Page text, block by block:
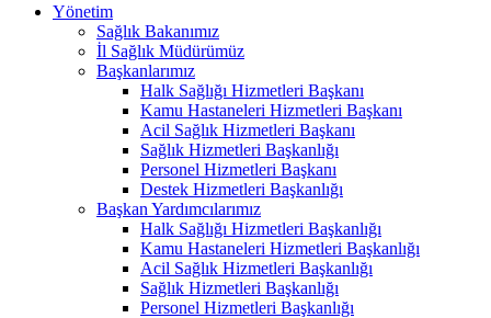
Yönetim
Sağlık Bakanımız
İl Sağlık Müdürümüz
Başkanlarımız
Halk Sağlığı Hizmetleri Başkanı
Kamu Hastaneleri Hizmetleri Başkanı
Acil Sağlık Hizmetleri Başkanı
Sağlık Hizmetleri Başkanlığı
Personel Hizmetleri Başkanı
Destek Hizmetleri Başkanlığı
Başkan Yardımcılarımız
Halk Sağlığı Hizmetleri Başkanlığı
Kamu Hastaneleri Hizmetleri Başkanlığı
Acil Sağlık Hizmetleri Başkanlığı
Sağlık Hizmetleri Başkanlığı
Personel Hizmetleri Başkanlığı